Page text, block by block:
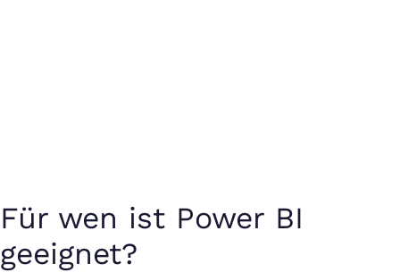
Für wen ist Power BI
geeignet?